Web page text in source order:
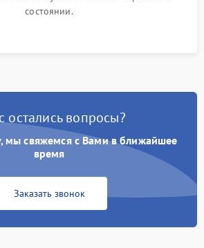
состоянии.
остались вопросы?
мы свяжемся с Вами в ближайшее
время
Заказать звонок